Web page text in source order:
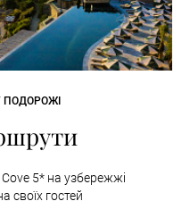
ПОДОРОЖІ
5* на узбережжі
своїх гостей